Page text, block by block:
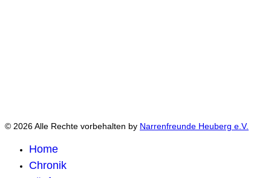
© 2026 Alle Rechte vorbehalten by Narrenfreunde Heuberg e.V.
Home
Chronik